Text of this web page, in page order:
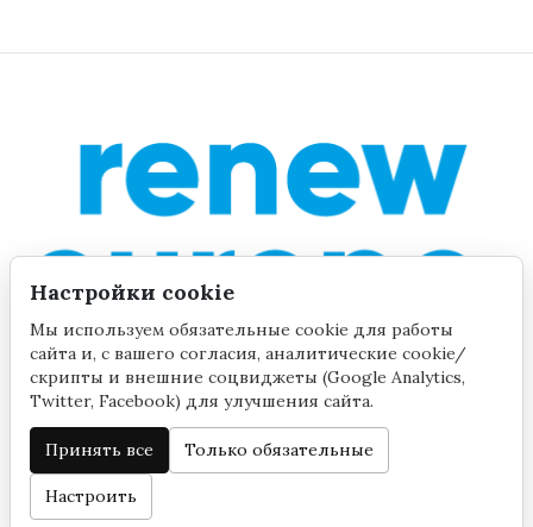
©2020 by Yana Toom Настройки cookie
Настройки cookie
Мы используем обязательные cookie для работы
сайта и, с вашего согласия, аналитические cookie/
скрипты и внешние соцвиджеты (Google Analytics,
Twitter, Facebook) для улучшения сайта.
Принять все Только обязательные
Настроить